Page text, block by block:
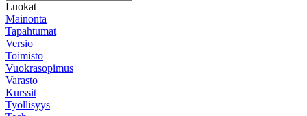
Luokat
Mainonta
Tapahtumat
Versio
Toimisto
Vuokrasopimus
Varasto
Kurssit
Työllisyys